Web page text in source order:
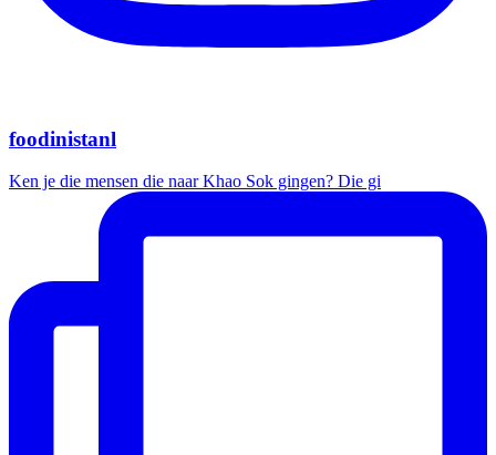
foodinistanl
Ken je die mensen die naar Khao Sok gingen? Die gi